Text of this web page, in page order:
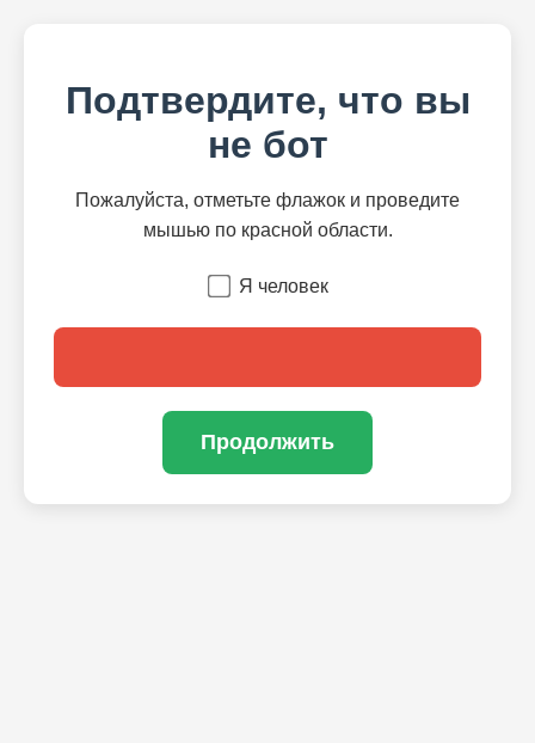
Подтвердите, что вы
не бот
Пожалуйста, отметьте флажок и проведите
мышью по красной области.
Я человек
Продолжить